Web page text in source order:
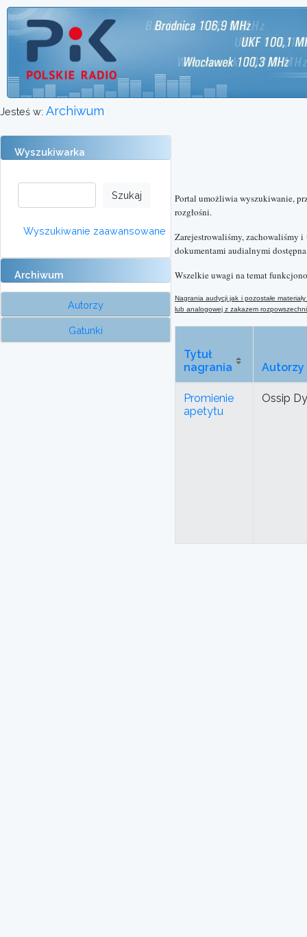
Jesteś w: Archiwum
Wyszukiwarka
Wyszukiwanie zaawansowane
Archiwum
Autorzy
Gatunki
Portal umożliwia wyszukiwanie,
rozgłośni.
Zarejestrowaliśmy, zachowaliśmy
dokumentami audialnymi
Wszelkie uwagi na temat
Nagrania audycji jak i pozostałe
lub analogowej z zakazem
Tytuł
nagrania
Autorzy
Promienie
apetytu
Ossip